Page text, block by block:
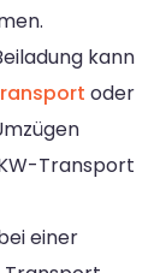
kann
oder
Transport
einer